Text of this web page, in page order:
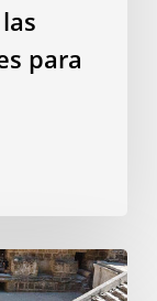
para